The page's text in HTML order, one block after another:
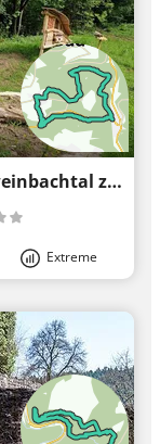
Durch das wildromantische Schweinbachtal zur Bruderhöhle
Extreme